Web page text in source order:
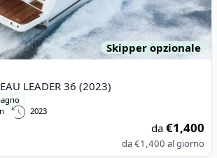
Skipper opzionale
LEADER 36 (2023)
2023
da€1,400
da€1,400 al giorno